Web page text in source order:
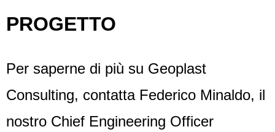
PROGETTO
Per saperne di più su Geoplast
Consulting, contatta Federico Minaldo, il
nostro Chief Engineering Officer